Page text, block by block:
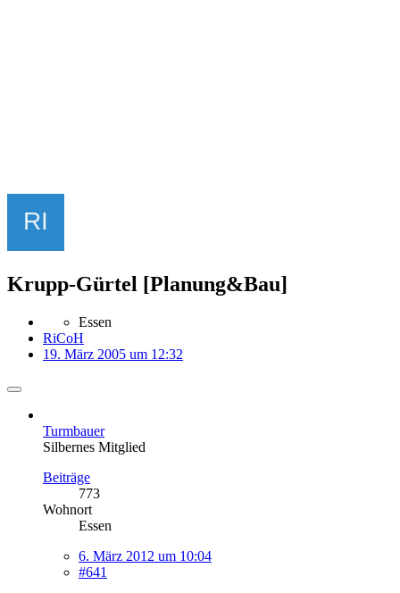
Krupp-Gürtel [Planung&Bau]
Essen
RiCoH
19. März 2005 um 12:32
Turmbauer
Silbernes Mitglied
Beiträge
773
Wohnort
Essen
6. März 2012 um 10:04
#641